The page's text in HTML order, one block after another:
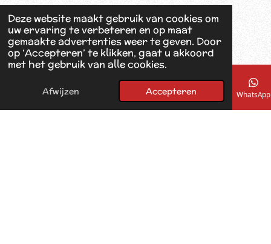
Deze website maakt gebruik van cookies om
uw ervaring te verbeteren en op maat
gemaakte advertenties weer te geven. Door
op ‘Accepteren’ te klikken, gaat u akkoord
met het gebruik van alle cookies.
Afwijzen Accepteren
o
k
E-mailadres Telefoonnummer Kaart Facebook WhatsApp